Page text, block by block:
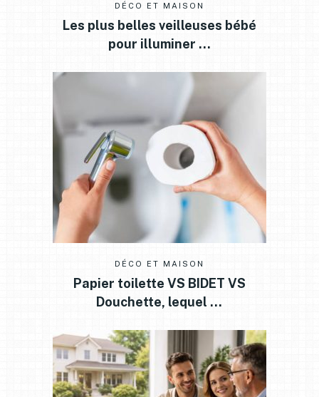
DÉCO ET MAISON
Les plus belles veilleuses bébé
pour illuminer …
DÉCO ET MAISON
Papier toilette VS BIDET VS
Douchette, lequel …